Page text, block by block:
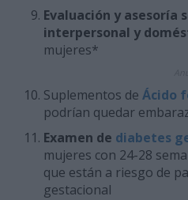
Evaluación y asesoría
interpersonal y
mujeres*
Suplementos de Ácido
podrían quedar
Examen de diabetes
mujeres con 24-28
que están a riesgo de
gestacional